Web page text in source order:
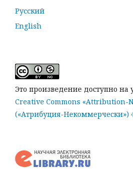
Русский
English
Это произведение доступно на
Creative Commons «Attribution-
(«Атрибуция-Некоммерчески»)